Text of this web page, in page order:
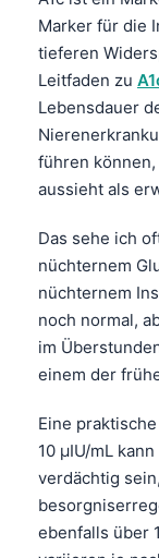
Marker für die
tieferen
Leitfaden zu
Lebensdauer
führen
aussieht als
Das sehe ich
nüchternem
nüchternem
noch normal,
im
einem der
Eine
10 µIU/mL
verdächtig
ebenfalls über